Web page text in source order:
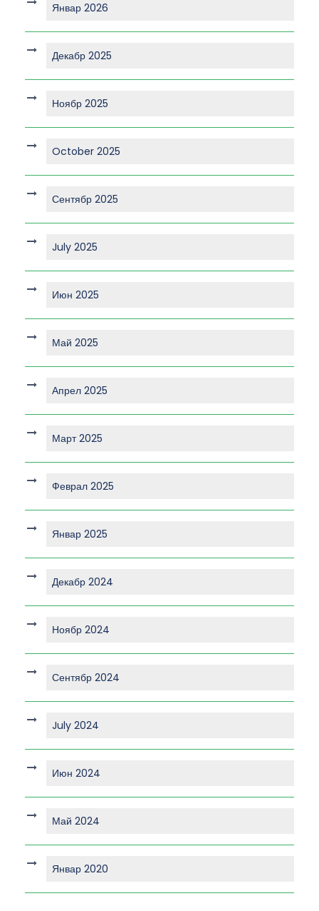
Январ 2026
Декабр 2025
Ноябр 2025
October 2025
Сентябр 2025
July 2025
Июн 2025
Май 2025
Апрел 2025
Март 2025
Феврал 2025
Январ 2025
Декабр 2024
Ноябр 2024
Сентябр 2024
July 2024
Июн 2024
Май 2024
Январ 2020